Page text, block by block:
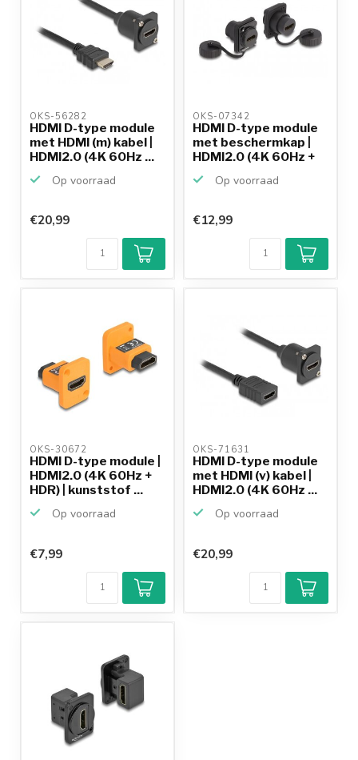
OKS-56282
HDMI D-type module
met HDMI (m) kabel |
HDMI2.0 (4K 60Hz ...
Op voorraad
€20,99
OKS-07342
HDMI D-type module
met beschermkap |
HDMI2.0 (4K 60Hz +
Op voorraad
€12,99
OKS-30672
HDMI D-type module |
HDMI2.0 (4K 60Hz +
HDR) | kunststof ...
Op voorraad
€7,99
OKS-71631
HDMI D-type module
met HDMI (v) kabel |
HDMI2.0 (4K 60Hz ...
Op voorraad
€20,99